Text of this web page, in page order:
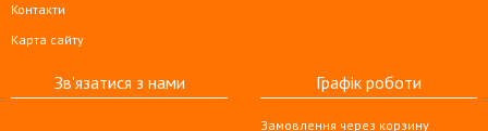
Контакти
Карта сайту
Зв'язатися з нами Графік роботи
Замовлення через корзину